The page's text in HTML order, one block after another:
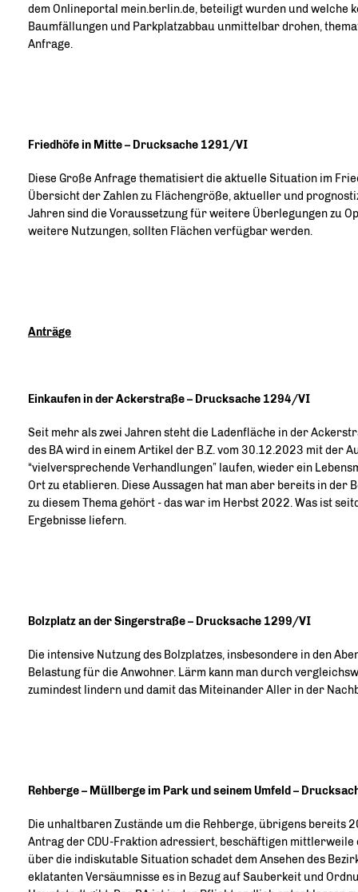
dem Onlineportal mein.berlin.de, beteiligt wurden und welche
Baumfällungen und Parkplatzabbau unmittelbar drohen,
Anfrage.
Friedhöfe in Mitte – Drucksache 1291/VI
Diese Große Anfrage thematisiert die aktuelle Situation im
Übersicht der Zahlen zu Flächengröße, aktueller und
Jahren sind die Voraussetzung für weitere Überlegungen zu
weitere Nutzungen, sollten Flächen verfügbar werden.
Anträge
Einkaufen in der Ackerstraße – Drucksache 1294/VI
Seit mehr als zwei Jahren steht die Ladenfläche in der
des BA wird in einem Artikel der B.Z. vom 30.12.2023 mit der
“vielversprechende Verhandlungen” laufen, wieder ein
Ort zu etablieren. Diese Aussagen hat man aber bereits in
zu diesem Thema gehört - das war im Herbst 2022. Was ist
Ergebnisse liefern.
Bolzplatz an der Singerstraße – Drucksache 1299/VI
Die intensive Nutzung des Bolzplatzes, insbesondere in den
Belastung für die Anwohner. Lärm kann man durch
zumindest lindern und damit das Miteinander Aller in der
Rehberge – Müllberge im Park und seinem Umfeld –
Die unhaltbaren Zustände um die Rehberge, übrigens bereits
Antrag der CDU-Fraktion adressiert, beschäftigen
über die indiskutable Situation schadet dem Ansehen des
eklatanten Versäumnisse es in Bezug auf Sauberkeit und